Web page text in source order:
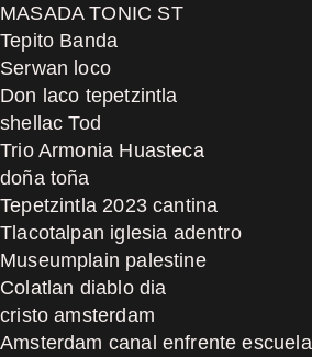
MASADA TONIC ST
Tepito Banda
Serwan loco
Don laco tepetzintla
shellac Tod
Trio Armonia Huasteca
doña toña
Tepetzintla 2023 cantina
Tlacotalpan iglesia adentro
Museumplain palestine
Colatlan diablo dia
cristo amsterdam
Amsterdam canal enfrente escuela